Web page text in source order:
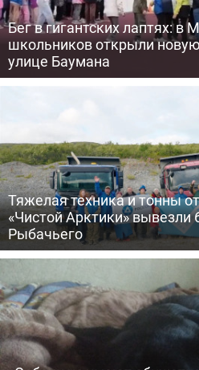
Бег в гигантских лаптях: в
школьников открыли
улице Баумана
Тяжелая техника и тонны
«Чистой Арктики» вывезли
Рыбачьего